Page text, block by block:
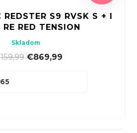
REDSTER S9 RVSK S + I
RED TENSION
Skladom
| €869,99